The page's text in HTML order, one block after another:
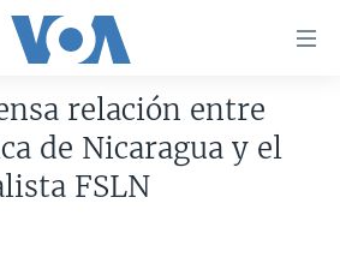
relación entre
de Nicaragua y el
FSLN